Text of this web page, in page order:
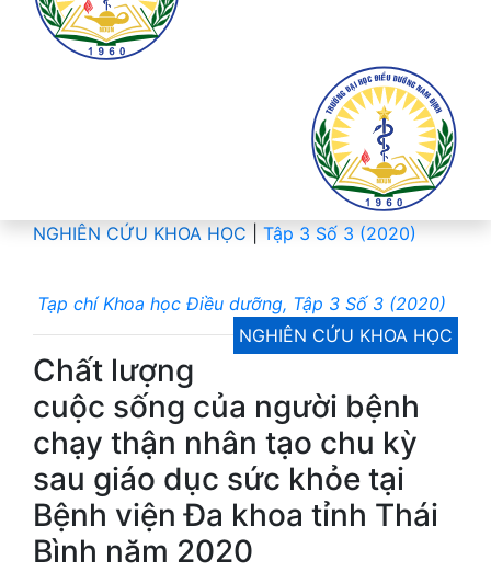
NGHIÊN CỨU KHOA HỌC Tập 3 Số 3 (2020)
Tạp chí Khoa học Điều dưỡng, Tập 3 Số 3 (2020)
NGHIÊN CỨU KHOA HỌC
Chất lượng
cuộc sống của người bệnh
chạy thận nhân tạo chu kỳ
sau giáo dục sức khỏe tại
Bệnh viện Đa khoa tỉnh Thái
Bình năm 2020